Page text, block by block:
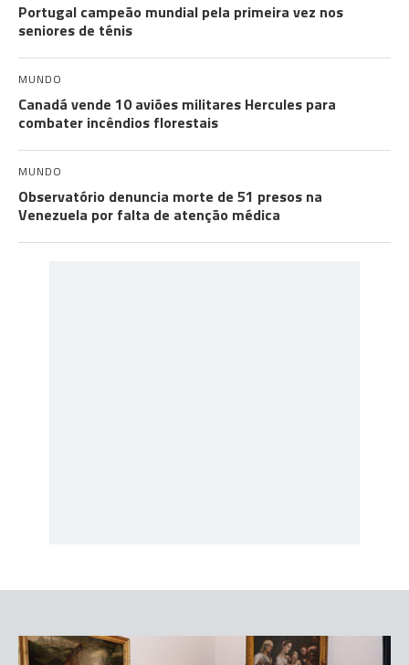
Portugal campeão mundial pela primeira vez nos
seniores de ténis
MUNDO
Canadá vende 10 aviões militares Hercules para
combater incêndios florestais
MUNDO
Observatório denuncia morte de 51 presos na
Venezuela por falta de atenção médica